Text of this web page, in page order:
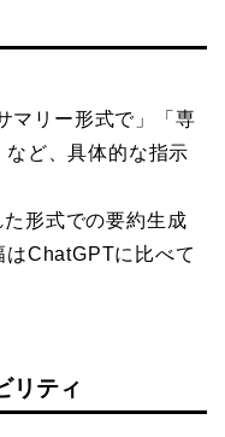
マリー形式で」「専
ど、具体的な指示
形式での要約生成
はChatGPTに比べて
リティ